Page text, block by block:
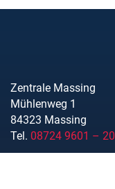
Zentrale Massing
Mühlenweg 1
84323 Massing
Tel. 08724 9601 – 20